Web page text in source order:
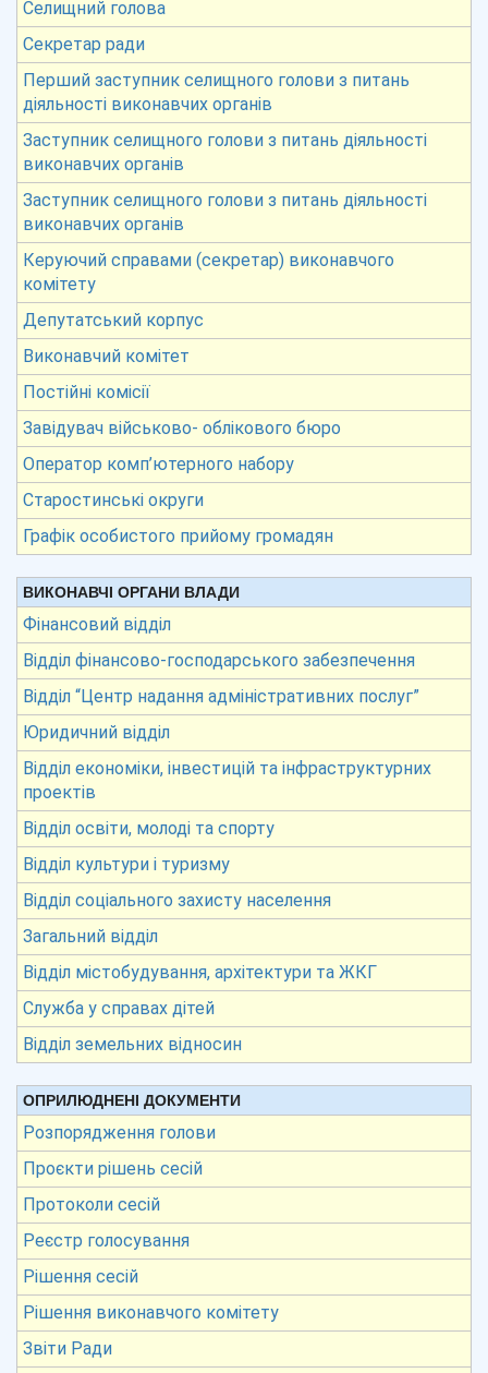
Селищний голова
Секретар ради
Перший заступник селищного голови з питань
діяльності виконавчих органів
Заступник селищного голови з питань діяльності
виконавчих органів
Заступник селищного голови з питань діяльності
виконавчих органів
Керуючий справами (секретар) виконавчого
комітету
Депутатський корпус
Виконавчий комітет
Постійні комісії
Завідувач військово- облікового бюро
Оператор комп’ютерного набору
Старостинські округи
Графік особистого прийому громадян
ВИКОНАВЧІ ОРГАНИ ВЛАДИ
Фінансовий відділ
Відділ фінансово-господарського забезпечення
Відділ “Центр надання адміністративних послуг”
Юридичний відділ
Відділ економіки, інвестицій та інфраструктурних
проектів
Відділ освіти, молоді та спорту
Відділ культури і туризму
Відділ соціального захисту населення
Загальний відділ
Відділ містобудування, архітектури та ЖКГ
Служба у справах дітей
Відділ земельних відносин
ОПРИЛЮДНЕНІ ДОКУМЕНТИ
Розпорядження голови
Проєкти рішень сесій
Протоколи сесій
Реєстр голосування
Рішення сесій
Рішення виконавчого комітету
Звіти Ради